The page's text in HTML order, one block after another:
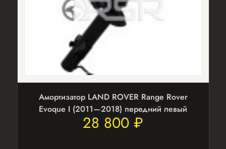
Амортизатор LAND ROVER Range Rover
Evoque I (2011—2018) передний левый
28 800 ₽